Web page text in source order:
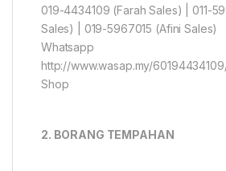
019-4434109 (Farah Sales) | 011-
Sales) | 019-5967015 (Afini Sales)
Whatsapp
http://www.wasap.my/
Shop
2. BORANG TEMPAHAN